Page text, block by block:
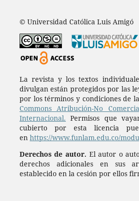
© Universidad Católica Luis Amigó
La revista y los textos
divulgan están protegidos por las
por los términos y condiciones de
Commons Atribución-No
Internacional. Permisos que
cubierto por esta licencia
en https://www.funlam.edu.co/
Derechos de autor. El autor o
derechos adicionales en sus
establecido en la cesión por ellos